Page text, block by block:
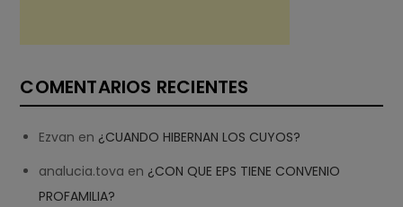
COMENTARIOS RECIENTES
Ezvan en ¿CUANDO HIBERNAN LOS CUYOS?
analucia.tova en ¿CON QUE EPS TIENE CONVENIO
PROFAMILIA?